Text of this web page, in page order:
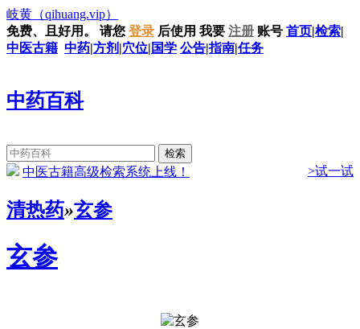
岐黄 （qihuang.vip）
免费、且好用。
请您 登录 后使用 我要 注册 账号 首页|检索|
中医古籍 中药|方剂 |穴位| 国学 公告|指南|任务
中药百科
中医古籍高级检索系统上线！ >试一试
清热药»玄参
玄参